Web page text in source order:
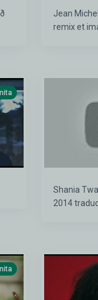
Jean
remix et
Shania Twain Live in Las
2014